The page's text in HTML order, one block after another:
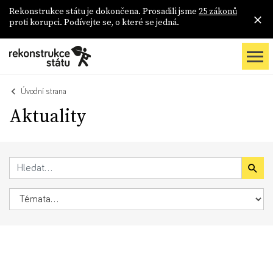
Rekonstrukce státu je dokončena. Prosadili jsme 25 zákonů
proti korupci. Podívejte se, o které se jedná.
Úvodní strana
Aktuality